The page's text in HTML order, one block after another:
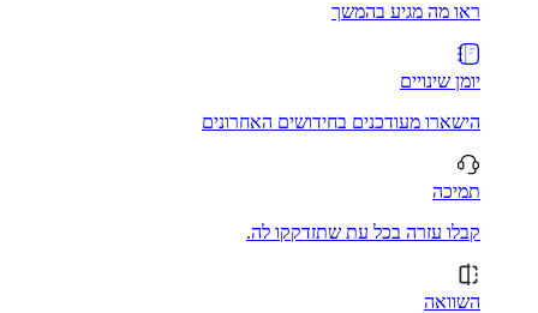
ראו מה מגיע בהמשך
יומן שינויים
הישארו מעודכנים בחידושים האחרונים
תמיכה
קבלו עזרה בכל עת שתזדקקו לה.
השוואה